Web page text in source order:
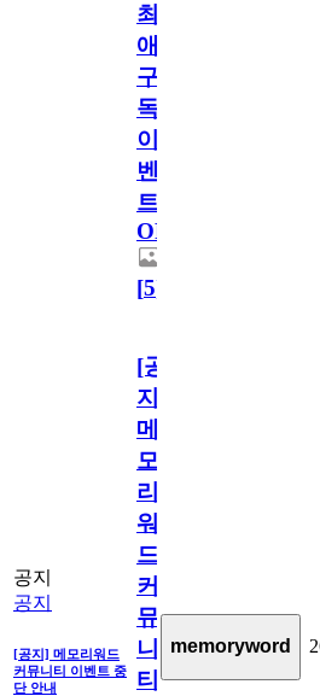
최
애
구
독
이
벤
트
OPEN!
[5]
공지
공지
[공지] 메모리워드
커뮤니티 이벤트 중
단 안내
[공
지]
메
모
리
워
드
커
뮤
니
티
memoryword